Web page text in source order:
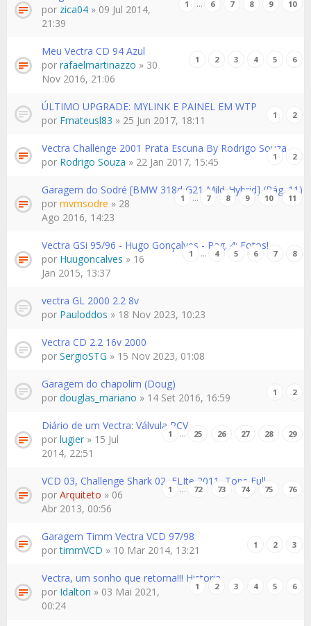
1 … 6 7 8 9 10
por zica04 » 09 Jul 2014,
21:39
Meu Vectra CD 94 Azul
1 2 3 4 5 6
por rafaelmartinazzo » 30
Nov 2016, 21:06
ÚLTIMO UPGRADE: MYLINK E PAINEL EM WTP
1 2
por Fmateusl83 » 25 Jun 2017, 18:11
Vectra Challenge 2001 Prata Escuna By Rodrigo Souza
1 2
por Rodrigo Souza » 22 Jan 2017, 15:45
Garagem do Sodré [BMW 318d G21 Mild-Hybrid] (Pág. 11)
1 … 7 8 9 10 11
por mvmsodre » 28
Ago 2016, 14:23
Vectra GSi 95/96 - Hugo Gonçalves - Pag. 4: Fotos!
1 … 4 5 6 7 8
por Huugoncalves » 16
Jan 2015, 13:37
vectra GL 2000 2.2 8v
por Pauloddos » 18 Nov 2023, 10:23
Vectra CD 2.2 16v 2000
por SergioSTG » 15 Nov 2023, 01:08
Garagem do chapolim (Doug)
1 2
por douglas_mariano » 14 Set 2016, 16:59
Diário de um Vectra: Válvula PCV
1 … 25 26 27 28 29
por lugier » 15 Jul
2014, 22:51
VCD 03, Challenge Shark 02, ELIte 2011, Tops Full
1 … 72 73 74 75 76
por Arquiteto » 06
Abr 2013, 00:56
Garagem Timm Vectra VCD 97/98
1 2 3
portimmVCD » 10 Mar 2014, 13:21
Vectra, um sonho que retorna!!! Historia
1 2 3 4 5 6
por Idalton » 03 Mai 2021,
00:24